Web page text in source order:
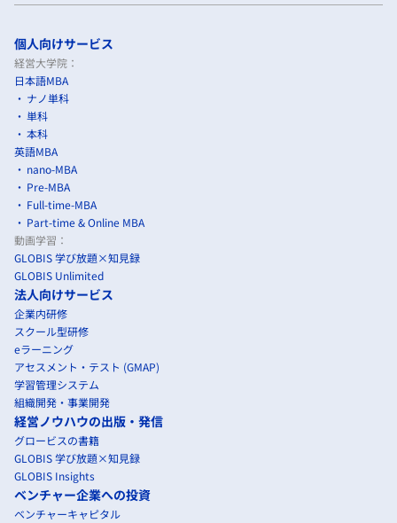
個人向けサービス
経営大学院：
日本語MBA
ナノ単科
単科
本科
英語MBA
nano-MBA
Pre-MBA
Full-time-MBA
Part-time & Online MBA
動画学習：
GLOBIS 学び放題×知見録
GLOBIS Unlimited
法人向けサービス
企業内研修
スクール型研修
eラーニング
アセスメント・テスト (GMAP)
学習管理システム
組織開発・事業開発
経営ノウハウの出版・発信
グロービスの書籍
GLOBIS 学び放題×知見録
GLOBIS Insights
ベンチャー企業への投資
ベンチャーキャピタル